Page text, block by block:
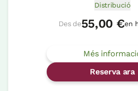
Distribució
Des de55,00 €en
Més
Reserva ara